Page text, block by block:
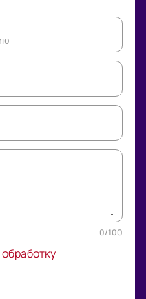
0/100
обработку